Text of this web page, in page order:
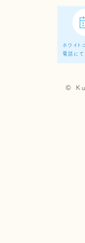
ホワイ
電話にて
©